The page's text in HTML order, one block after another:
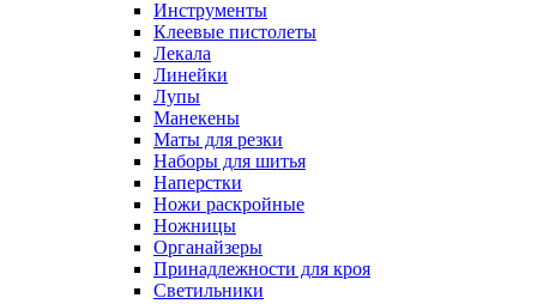
Инструменты
Клеевые пистолеты
Лекала
Линейки
Лупы
Манекены
Маты для резки
Наборы для шитья
Наперстки
Ножи раскройные
Ножницы
Органайзеры
Принадлежности для кроя
Светильники